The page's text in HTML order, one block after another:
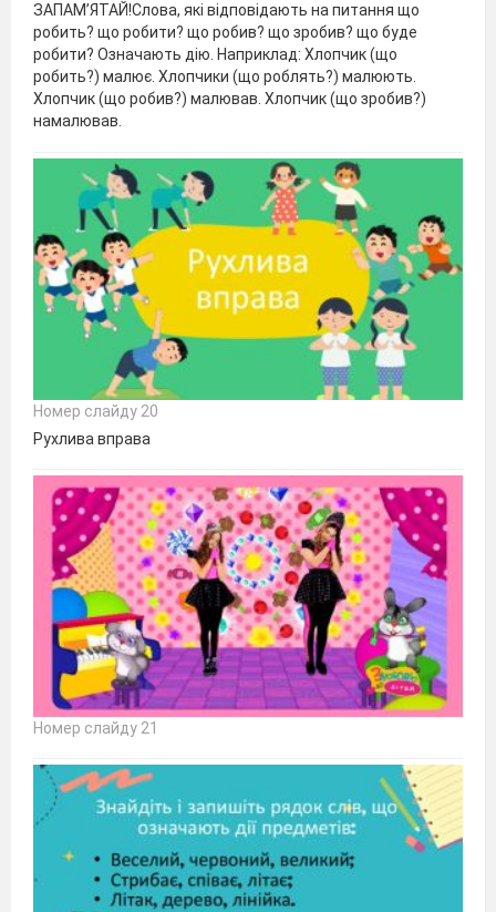
ЗАПАМ’ЯТАЙ!Слова, які відповідають на питання що
робить? що робити? що робив? що зробив? що буде
робити? Означають дію. Наприклад: Хлопчик (що
робить?) малює. Хлопчики (що роблять?) малюють.
Хлопчик (що робив?) малював. Хлопчик (що зробив?)
намалював.
Номер слайду 20
Рухлива вправа
Номер слайду 21